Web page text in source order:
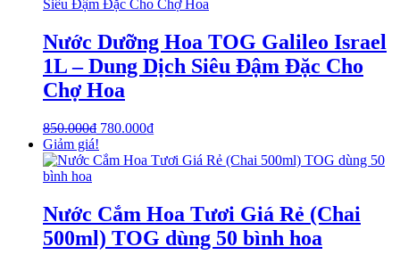
Nước Dưỡng Hoa TOG Galileo Israel
1L – Dung Dịch Siêu Đậm Đặc Cho
Chợ Hoa
850.000₫ 780.000₫
Giảm giá!
Nước Cắm Hoa Tươi Giá Rẻ (Chai
500ml) TOG dùng 50 bình hoa